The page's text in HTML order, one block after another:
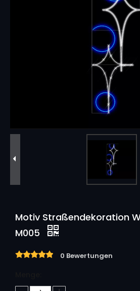
Motiv Straßendekoration
M005
0 Bewertungen